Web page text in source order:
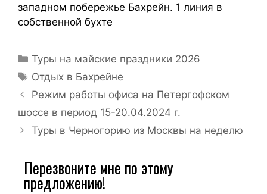
западном побережье Бахрейн. 1 линия в
собственной бухте
Туры на майские праздники 2026
Отдых в Бахрейне
Режим работы офиса на Петергофском
шоссе в период 15-20.04.2024 г.
Туры в Черногорию из Москвы на неделю
Перезвоните мне по этому
предложению!